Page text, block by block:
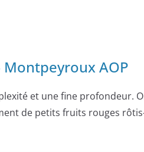
Montpeyroux AOP
et une fine profondeur.
de petits fruits rouges